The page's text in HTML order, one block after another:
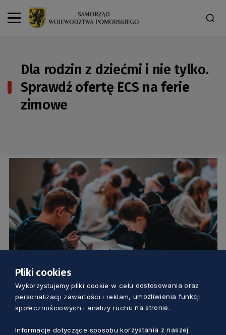
Dla rodzin z dziećmi i nie tylko.
Sprawdź ofertę ECS na ferie
zimowe
KULTURA
Dla rodzin z dziećmi i nie tylko. Sprawdź
Pliki cookies
Wykorzystujemy pliki cookie w celu dostosowania oraz
personalizacji zawartości i reklam, umożliwienia funkcji
społecznościowych i analizy ruchu na stronie.
Informacje dotyczące sposobu korzystania z naszej